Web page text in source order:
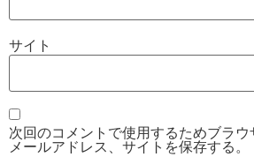
サイト
次回のコメントで使用するためブラウ
メールアドレス、サイトを保存する。